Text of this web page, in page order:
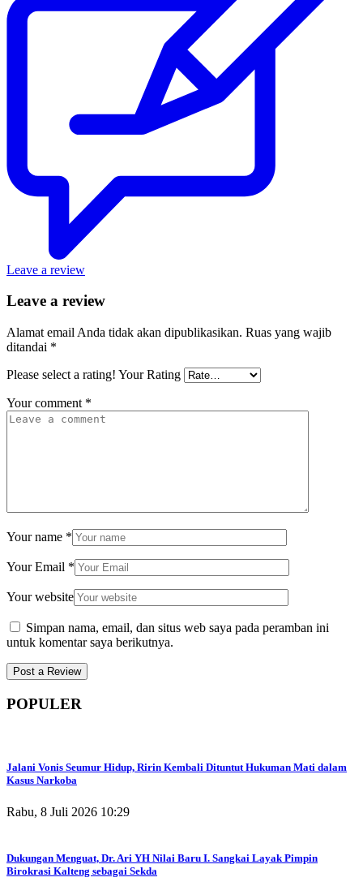
Leave a review
Leave a review
Alamat email Anda tidak akan dipublikasikan. Ruas yang wajib
ditandai *
Please select a rating! Your Rating
Your comment *
Your name *
Your Email *
Your website
Simpan nama, email, dan situs web saya pada peramban ini
untuk komentar saya berikutnya.
POPULER
Jalani Vonis Seumur Hidup, Ririn Kembali Dituntut Hukuman Mati dalam
Kasus Narkoba
Rabu, 8 Juli 2026 10:29
Dukungan Menguat, Dr. Ari YH Nilai Baru I. Sangkai Layak Pimpin
Birokrasi Kalteng sebagai Sekda